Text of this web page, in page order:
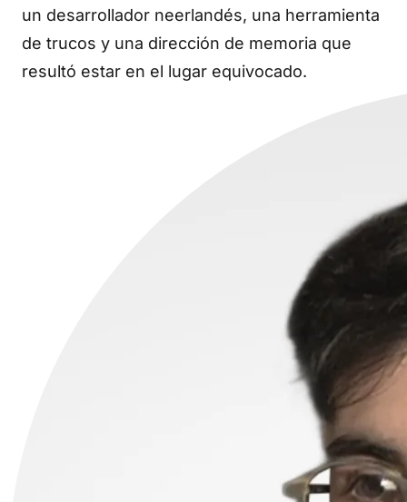
un desarrollador neerlandés, una herramienta
de trucos y una dirección de memoria que
resultó estar en el lugar equivocado.